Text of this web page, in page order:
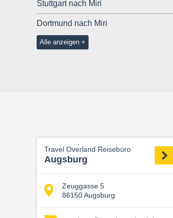
Stuttgart nach Miri
Dortmund nach Miri
Alle anzeigen
Travel Overland Reisebüro
Augsburg
Zeuggasse 5
86150 Augsburg